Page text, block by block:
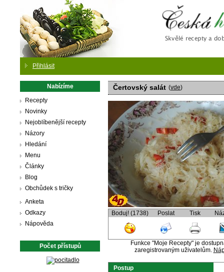
Přihlásit
Nabízíme
Recepty
Novinky
Nejoblíbenější recepty
Názory
Hledání
Menu
Články
Blog
Obchůdek s tričky
Anketa
Odkazy
Nápověda
Počet přístupů
Čertovský salát (vde)
Boduj! (1738) Poslat Tisk
Funkce "Moje Recepty" je
zaregistrovaným uživatelům.
Postup